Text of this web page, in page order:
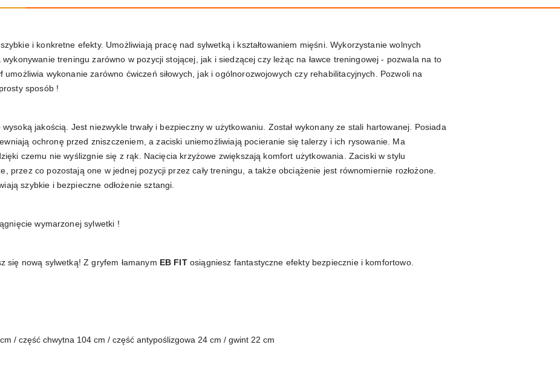
i konkretne efekty. Umożliwiają pracę nad sylwetką i kształtowaniem mięśni. Wykorzystanie wolnych
treningu zarówno w pozycji stojącej, jak i siedzącej czy leżąc na ławce treningowej - pozwala na to
wykonanie zarówno ćwiczeń siłowych, jak i ogólnorozwojowych czy rehabilitacyjnych. Pozwoli na
sposób !
jakością. Jest niezwykle trwały i bezpieczny w użytkowaniu. Został wykonany ze stali hartowanej. Posiada
ochronę przed zniszczeniem, a zaciski uniemożliwiają pocieranie się talerzy i ich rysowanie. Ma
czemu nie wyślizgnie się z rąk. Nacięcia krzyżowe zwiększają komfort użytkowania. Zaciski w stylu
przez co pozostają one w jednej pozycji przez cały treningu, a także obciążenie jest równomiernie rozłożone.
szybkie i bezpieczne odłożenie sztangi.
wymarzonej sylwetki !
się nową sylwetką! Z gryfem łamanym EB FITosiągniesz fantastyczne efekty bezpiecznie i komfortowo.
/ część chwytna 104 cm / część antypoślizgowa 24 cm / gwint 22 cm